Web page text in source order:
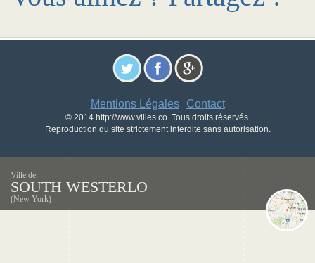
Mentions Légales- Contact
© 2014 http://www.villes.co. Tous droits réservés.
Reproduction du site strictement interdite sans autorisation.
Ville de
SOUTH WESTERLO
(New York)